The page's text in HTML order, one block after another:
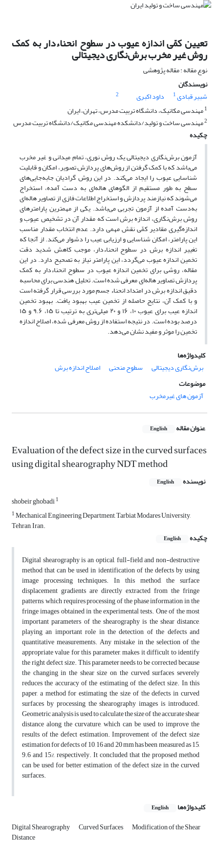
تعیین کمّی اندازه عیوب در سطوح انحناءدار به کمک
روش غیر مخرب برش‌نگاری دیجیتالی
نوع مقاله : مقاله پژوهشی
نویسندگان
شبیر قبادی1 داود اکبری
2
1مهندسی مکانیک، دانشگاه تربیت مدرس، تهران، ایران
2مهندسی ساخت و تولید/دانشکده مهندسی مکانیک/دانشگاه تربیت مدرس
چکیده
آزمون برش‌نگاری دیجیتالی یک روش نوری، تمام میدانی و غیر مخرب
می‌باشد که با کمک گرفتن از روش‌های پردازش تصویر، امکان و قابلیت
شناسایی عیوب را ایجاد می‌کند. در این روش گرادیان جابه‌جایی‌های
سطح به طور مستقیم از الگو‌های هاله‌ای به دست آمده، استخراج
می‌شوند که نیازمند پردازش و استخراج اطلاعات فازی از تصاویر هاله‌ای
به‌دست آمده از آزمون تجربی می‌باشد. یکی از مهمترین پارامتر‌های
روش برش‌نگاری، اندازه برش است که مقدار آن در تشخیص عیوب و
اندازه‌گیری مقادیر کمّی نقش مهمی دارد. عدم انتخاب مقدار مناسب
این پارامتر، امکان شناسایی و ارزیابی عیب را دشوار می‌کند. از آنجا که
تغییر اندازه برش در سطوح انحناءدار، موجب کاهش شدید دقت
تخمین اندازه عیوب می‌گردد، این پارامتر نیاز به تصحیح دارد. در این
مقاله، روشی برای تخمین اندازه عیوب در سطوح انحناءدار به کمک
پردازش تصاویر هاله‌ای معرفی شده است. تحلیل هندسی برای محاسبه
دقیق اندازه برش در امتداد انحنا‌‌ء جسم مورد بررسی قرار گرفته است
و با کمک آن، نتایج حاصله از تخمین عیب بهبود یافت. بهبود تخمین
اندازه عیب برای عیوب ۱۰، ۱۶ و ۲۰ میلی‌تری به ترتیب تا ۱۵، ۹.۶ و ۱۵
درصد بوده است. در نتیجه استفاده از روش معرفی شده، اصلاح اندازه
تخمین را موثر و مفید نشان می‌دهد.
کلیدواژه‌ها
برش‌نگاری دیجیتالی
سطوح منحنی
اصلاح اندازه برش
موضوعات
آزمون های غیرمخرب
عنوان مقاله English
Evaluation of the defect size in the curved surfaces
using digital shearography NDT method
نویسنده English
shobeir ghobadi1
1Mechanical Engineering Department, Tarbiat Modares University,
Tehran, Iran.
چکیده
English
Digital shearography is an optical, full-field and non-destructive
method that can be used in identification of the defects by using
image processing techniques. In this method, the surface
displacement gradients are directly extracted from the fringe
patterns, which requires processing of the phase information in the
fringe images obtained in the experimental tests. One of the most
important parameters of the shearography is the shear distance,
playing an important role in the detection of the defects and
quantitative measurements. Any mistake in the selection of the
appropriate value for this parameter, makes it difficult to identify
the right defect size. This parameter needs to be corrected because
the changing in the shear size on the curved surfaces severely
reduces the accuracy of the estimating of the defect size. In this
paper, a method for estimating the size of the defects in curved
surfaces by processing the shearography images is introduced.
Geometric analysis is used to calculate the size of the accurate shear
distance along the curvature, which can be used to improve the
results of the defect estimation. Improvement of the defect size
estimation for defects of 10, 16 and 20 mm has been measured as 15,
9.6 and 15%, respectively. It concluded that the proposed method
can be used for better estimation of the defect size in the curved
surfaces.
کلیدواژه‌ها English
Digital Shearography Curved Surfaces Modification of the Shear
Distance